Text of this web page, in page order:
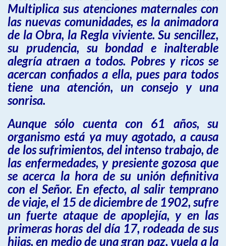
Multiplica sus atenciones maternales con
las nuevas comunidades, es la animadora
de la Obra, la Regla viviente. Su sencillez,
su prudencia, su bondad e inalterable
alegría atraen a todos. Pobres y ricos se
acercan confiados a ella, pues para todos
tiene una atención, un consejo y una
sonrisa.
Aunque sólo cuenta con 61 años, su
organismo está ya muy agotado, a causa
de los sufrimientos, del intenso trabajo, de
las enfermedades, y presiente gozosa que
se acerca la hora de su unión definitiva
con el Señor. En efecto, al salir temprano
de viaje, el 15 de diciembre de 1902, sufre
un fuerte ataque de apoplejía, y en las
primeras horas del día 17, rodeada de sus
hijas, en medio de una gran paz, vuela a la